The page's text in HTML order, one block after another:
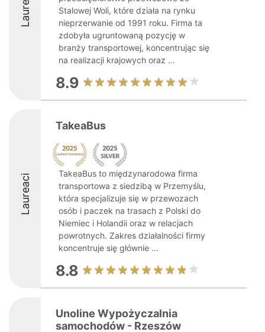
Stalowej Woli, które działa na rynku
nieprzerwanie od 1991 roku. Firma ta
zdobyła ugruntowaną pozycję w
branży transportowej, koncentrując się
na realizacji krajowych oraz ...
8.9
Laureaci
TakeaBus
TakeaBus to międzynarodowa firma
transportowa z siedzibą w Przemyślu,
która specjalizuje się w przewozach
osób i paczek na trasach z Polski do
Niemiec i Holandii oraz w relacjach
powrotnych. Zakres działalności firmy
koncentruje się głównie ...
8.8
Unoline Wypożyczalnia
samochodów - Rzeszów